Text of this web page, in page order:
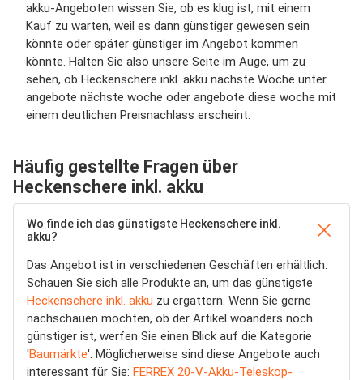
akku-Angeboten wissen Sie, ob es klug ist, mit einem
Kauf zu warten, weil es dann günstiger gewesen sein
könnte oder später günstiger im Angebot kommen
könnte. Halten Sie also unsere Seite im Auge, um zu
sehen, ob Heckenschere inkl. akku nächste Woche unter
angebote nächste woche oder angebote diese woche mit
einem deutlichen Preisnachlass erscheint.
Häufig gestellte Fragen über
Heckenschere inkl. akku
Wo finde ich das günstigste Heckenschere inkl.
akku?
Das Angebot ist in verschiedenen Geschäften erhältlich.
Schauen Sie sich alle Produkte an, um das günstigste
Heckenschere inkl. akku zu ergattern. Wenn Sie gerne
nachschauen möchten, ob der Artikel woanders noch
günstiger ist, werfen Sie einen Blick auf die Kategorie
'Baumärkte'. Möglicherweise sind diese Angebote auch
interessant für Sie: FERREX 20-V-Akku-Teleskop-